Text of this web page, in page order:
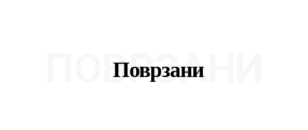
Поврзани
ПОВРЗАНИ